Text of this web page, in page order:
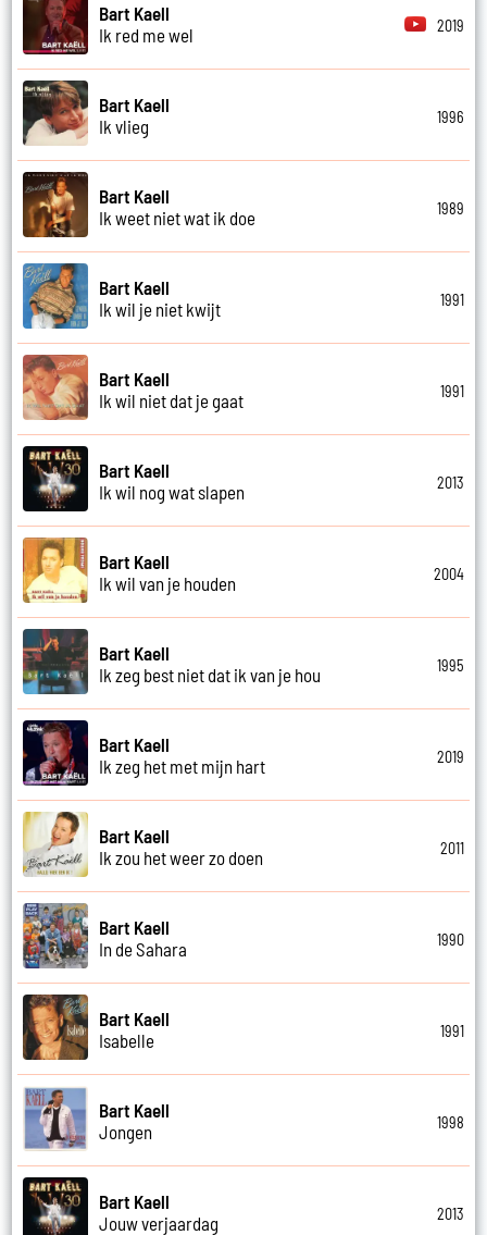
Bart Kaell
Ik red me wel
2019
Bart Kaell
Ik vlieg
1996
Bart Kaell
Ik weet niet wat ik doe
1989
Bart Kaell
Ik wil je niet kwijt
1991
Bart Kaell
Ik wil niet dat je gaat
1991
Bart Kaell
Ik wil nog wat slapen
2013
Bart Kaell
Ik wil van je houden
2004
Bart Kaell
Ik zeg best niet dat ik van je hou
1995
Bart Kaell
Ik zeg het met mijn hart
2019
Bart Kaell
Ik zou het weer zo doen
2011
Bart Kaell
In de Sahara
1990
Bart Kaell
Isabelle
1991
Bart Kaell
Jongen
1998
Bart Kaell
Jouw verjaardag
2013